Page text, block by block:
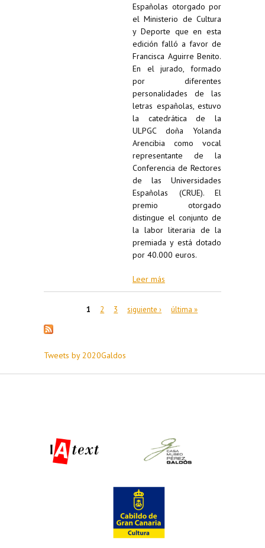
Españolas otorgado por
el Ministerio de Cultura
y Deporte que en esta
edición falló a favor de
Francisca Aguirre Benito.
En el jurado, formado
por diferentes
personalidades de las
letras españolas, estuvo
la catedrática de la
ULPGC doña Yolanda
Arencibia como vocal
representante de la
Conferencia de Rectores
de las Universidades
Españolas (CRUE). El
premio otorgado
distingue el conjunto de
la labor literaria de la
premiada y está dotado
por 40.000 euros.
Leer más
1 2 3 siguiente › última »
Tweets by 2020Galdos